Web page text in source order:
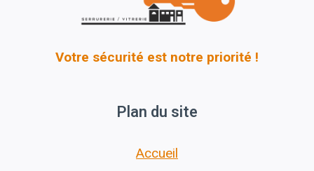
Votre sécurité est notre priorité !
Plan du site
Accueil